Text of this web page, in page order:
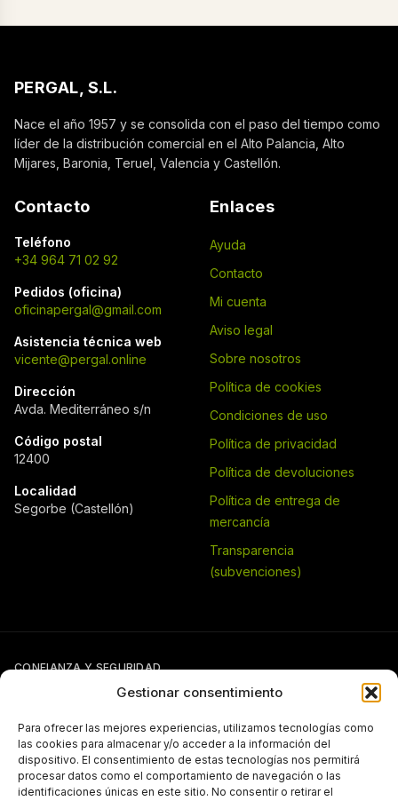
Gestionar consentimiento
Para ofrecer las mejores experiencias, utilizamos tecnologías como
las cookies para almacenar y/o acceder a la información del
dispositivo. El consentimiento de estas tecnologías nos permitirá
procesar datos como el comportamiento de navegación o las
identificaciones únicas en este sitio. No consentir o retirar el
PERGAL, S.L.
Nace el año 1957 y se consolida con el paso del tiempo como
líder de la distribución comercial en el Alto Palancia, Alto
Mijares, Baronia, Teruel, Valencia y Castellón.
Contacto
Teléfono
+34 964 71 02 92
Pedidos (oficina)
oficinapergal@gmail.com
Asistencia técnica web
vicente@pergal.online
Dirección
Avda. Mediterráneo s/n
Código postal
12400
Localidad
Segorbe (Castellón)
Enlaces
Ayuda
Contacto
Mi cuenta
Aviso legal
Sobre nosotros
Política de cookies
Condiciones de uso
Política de privacidad
Política de devoluciones
Política de entrega de
mercancía
Transparencia
(subvenciones)
CONFIANZA Y SEGURIDAD